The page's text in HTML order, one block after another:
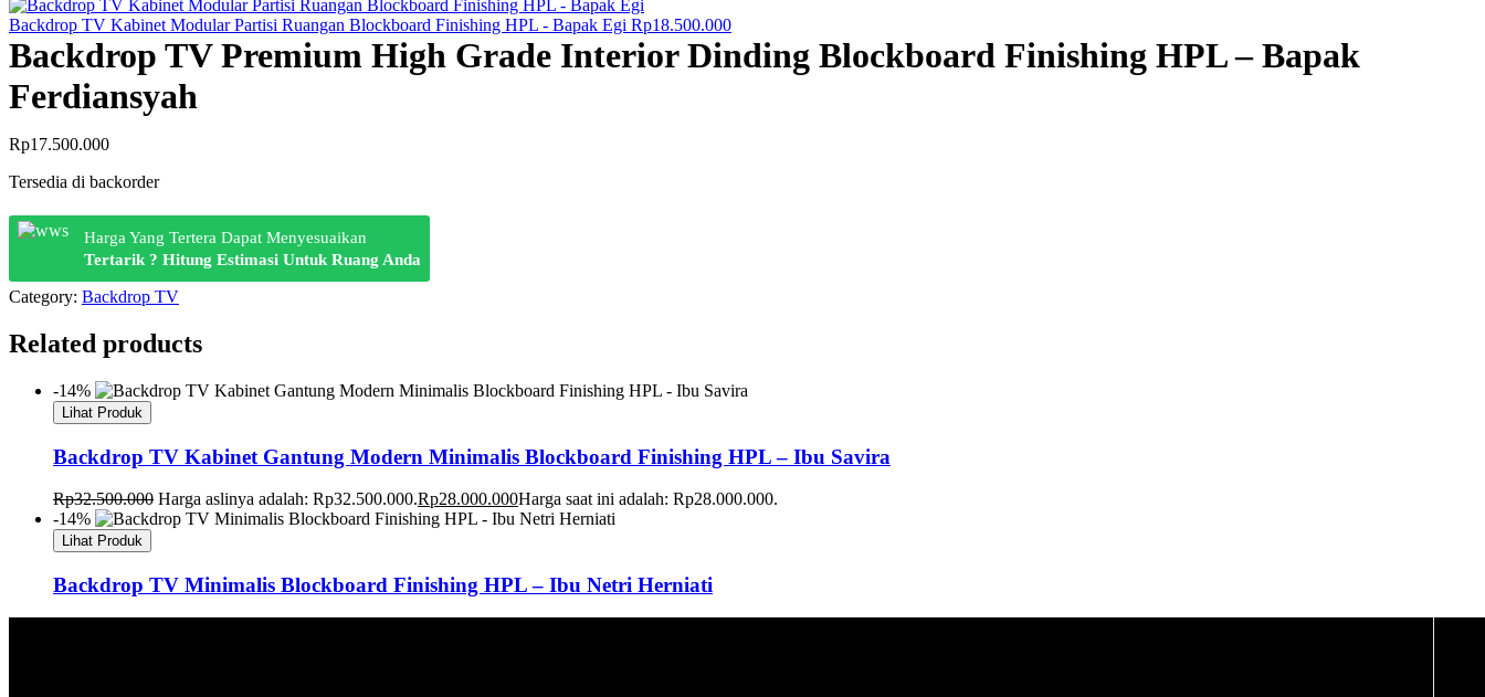
Backdrop TV Kabinet Modular Partisi Ruangan Blockboard Finishing HPL - Bapak Egi Rp18.500.000
Backdrop TV Premium High Grade Interior Dinding Blockboard Finishing HPL – Bapak
Ferdiansyah
Rp17.500.000
Tersedia di backorder
Harga Yang Tertera Dapat Menyesuaikan
Tertarik ? Hitung Estimasi Untuk Ruang Anda
Category: Backdrop TV
Related products
-14%
Lihat Produk
Backdrop TV Kabinet Gantung Modern Minimalis Blockboard Finishing HPL – Ibu Savira
Rp32.500.000 Harga aslinya adalah: Rp32.500.000.Rp28.000.000Harga saat ini adalah: Rp28.000.000.
-14%
Lihat Produk
Backdrop TV Minimalis Blockboard Finishing HPL – Ibu Netri Herniati